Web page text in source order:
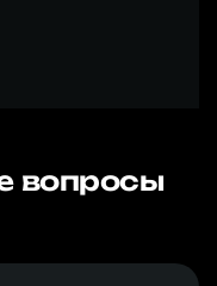
вопросы